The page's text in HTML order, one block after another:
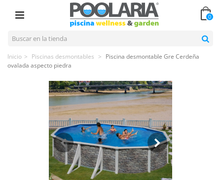
0
Inicio > Piscinas desmontables > Piscina desmontable Gre Cerdeña
ovalada aspecto piedra